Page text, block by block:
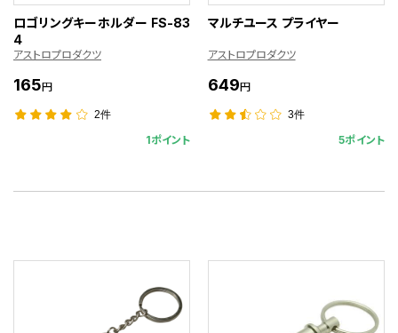
ロゴリングキーホルダー FS-83
4
アストロプロダクツ
165円
2件
1ポイント
マルチユース プライヤー
アストロプロダクツ
649円
3件
5ポイント